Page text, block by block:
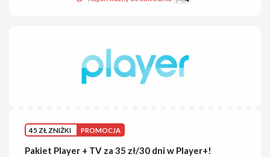
45 ZŁ ZNIŻKI PROMOCJA
Pakiet Player + TV za 35 zł/30 dni w Player+!